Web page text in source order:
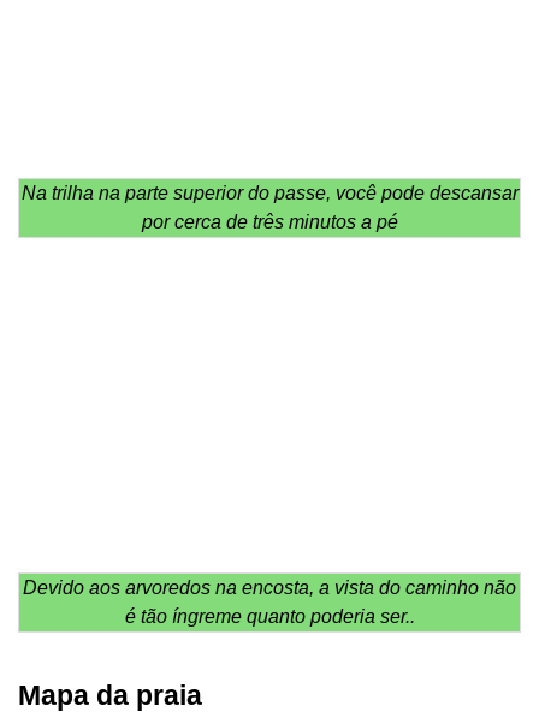
Na trilha na parte superior do passe, você pode descansar
por cerca de três minutos a pé
Devido aos arvoredos na encosta, a vista do caminho não
é tão íngreme quanto poderia ser..
Mapa da praia